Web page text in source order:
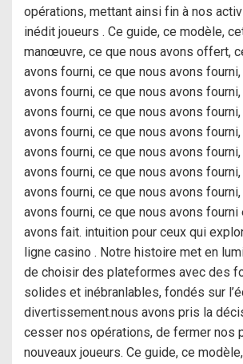
opérations, mettant ainsi fin à nos
inédit joueurs . Ce guide, ce modèle,
manœuvre, ce que nous avons offert,
avons fourni, ce que nous avons
avons fourni, ce que nous avons
avons fourni, ce que nous avons
avons fourni, ce que nous avons
avons fourni, ce que nous avons
avons fourni, ce que nous avons
avons fourni, ce que nous avons
avons fourni, ce que nous avons fourni
avons fait. intuition pour ceux qui
ligne casino . Notre histoire met en
de choisir des plateformes avec des
solides et inébranlables, fondés sur
divertissement.nous avons pris la
cesser nos opérations, de fermer nos
nouveaux joueurs. Ce guide, ce